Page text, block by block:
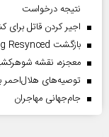
نتیجه درخواست
اجیر کردن قاتل
بازگشت Black Flag Resynced خبری جذاب برای دوستداران بازی
معجزه، نقشه
توصیه‌های هلال‌احمر
جام‌جهانی مهاجران